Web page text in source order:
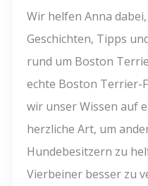
Wir helfen Anna
Geschichten, Tipps
rund um Boston
echte Boston Terrier-
wir unser Wissen auf
herzliche Art, um
Hundebesitzern zu
Vierbeiner besser zu